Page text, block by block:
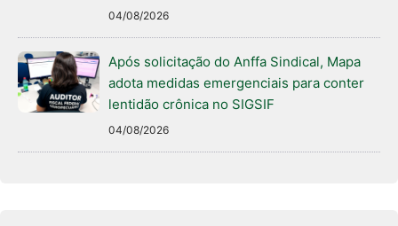
04/08/2026
Após solicitação do Anffa Sindical, Mapa
adota medidas emergenciais para conter
lentidão crônica no SIGSIF
04/08/2026